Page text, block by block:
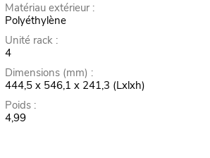
Matériau extérieur :
Polyéthylène
Unité rack :
4
Dimensions (mm) :
444,5 x 546,1 x 241,3 (Lxlxh)
Poids :
4,99